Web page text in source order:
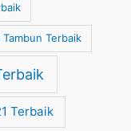
Terbaik
Terbaik